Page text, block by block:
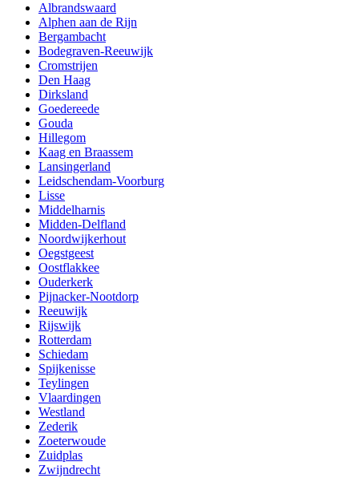
Albrandswaard
Alphen aan de Rijn
Bergambacht
Bodegraven-Reeuwijk
Cromstrijen
Den Haag
Dirksland
Goedereede
Gouda
Hillegom
Kaag en Braassem
Lansingerland
Leidschendam-Voorburg
Lisse
Middelharnis
Midden-Delfland
Noordwijkerhout
Oegstgeest
Oostflakkee
Ouderkerk
Pijnacker-Nootdorp
Reeuwijk
Rijswijk
Rotterdam
Schiedam
Spijkenisse
Teylingen
Vlaardingen
Westland
Zederik
Zoeterwoude
Zuidplas
Zwijndrecht